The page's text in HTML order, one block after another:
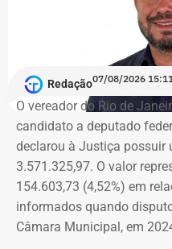
Rafael Aloisio
1,69 milhão em
crescimento
O vereador do Rio de
declarou patrimônio de R$
2024, havia informado R$
2020 declarou R$
A evolução patrimonial é
declarações apresentadas
“A nossa mobilização deu
recebemos o
secretaria será recriada”,
publicação nas redes
Críticas da
A recriação da secretaria
pesquisadores,
setor, que contestaram a
estrutura própria da área
Redação07/08/2026
O vereador do Rio de
candidato a deputado
declarou à Justiça possuir
3.571.325,97. O valor
154.603,73 (4,52%) em
informados quando
Câmara Municipal, em